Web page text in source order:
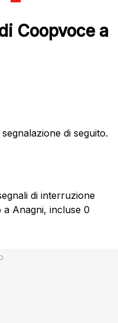
Coopvoce a
di seguito.
di interruzione
Anagni, incluse 0